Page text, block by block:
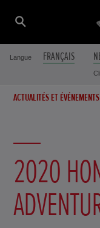
Langue FRANÇAIS
ACTUALITÉS ET
2020